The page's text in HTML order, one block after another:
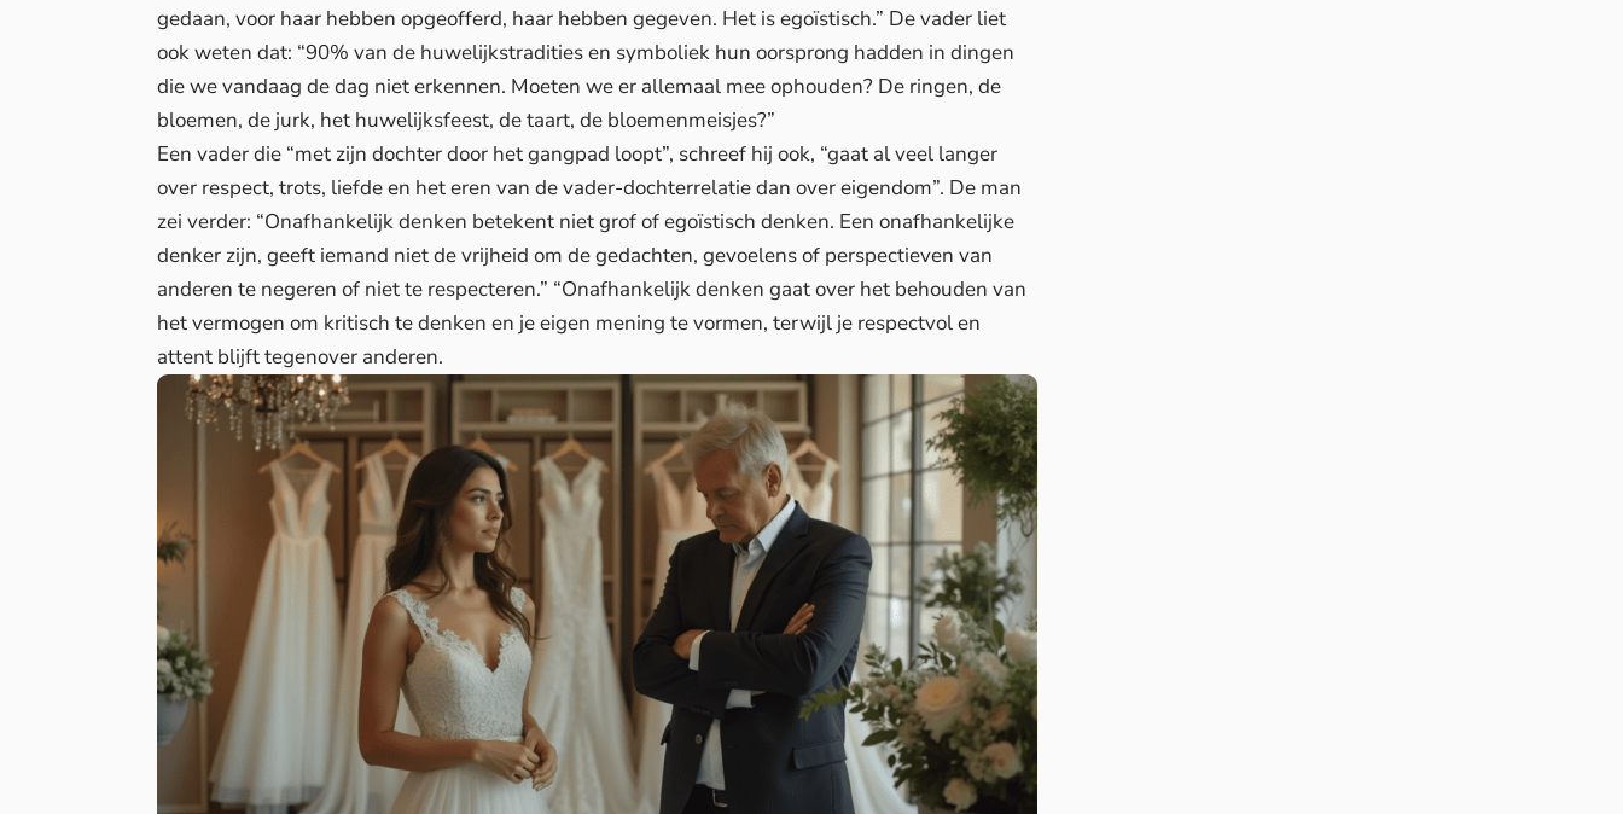
gedaan, voor haar hebben opgeofferd, haar hebben gegeven. Het is egoïstisch.” De vader liet
ook weten dat: “90% van de huwelijkstradities en symboliek hun oorsprong hadden in dingen
die we vandaag de dag niet erkennen. Moeten we er allemaal mee ophouden? De ringen, de
bloemen, de jurk, het huwelijksfeest, de taart, de bloemenmeisjes?”
Een vader die “met zijn dochter door het gangpad loopt”, schreef hij ook, “gaat al veel langer
over respect, trots, liefde en het eren van de vader-dochterrelatie dan over eigendom”. De man
zei verder: “Onafhankelijk denken betekent niet grof of egoïstisch denken. Een onafhankelijke
denker zijn, geeft iemand niet de vrijheid om de gedachten, gevoelens of perspectieven van
anderen te negeren of niet te respecteren.” “Onafhankelijk denken gaat over het behouden van
het vermogen om kritisch te denken en je eigen mening te vormen, terwijl je respectvol en
attent blijft tegenover anderen.